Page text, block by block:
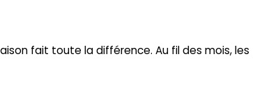
fait toute la différence. Au fil des mois, les